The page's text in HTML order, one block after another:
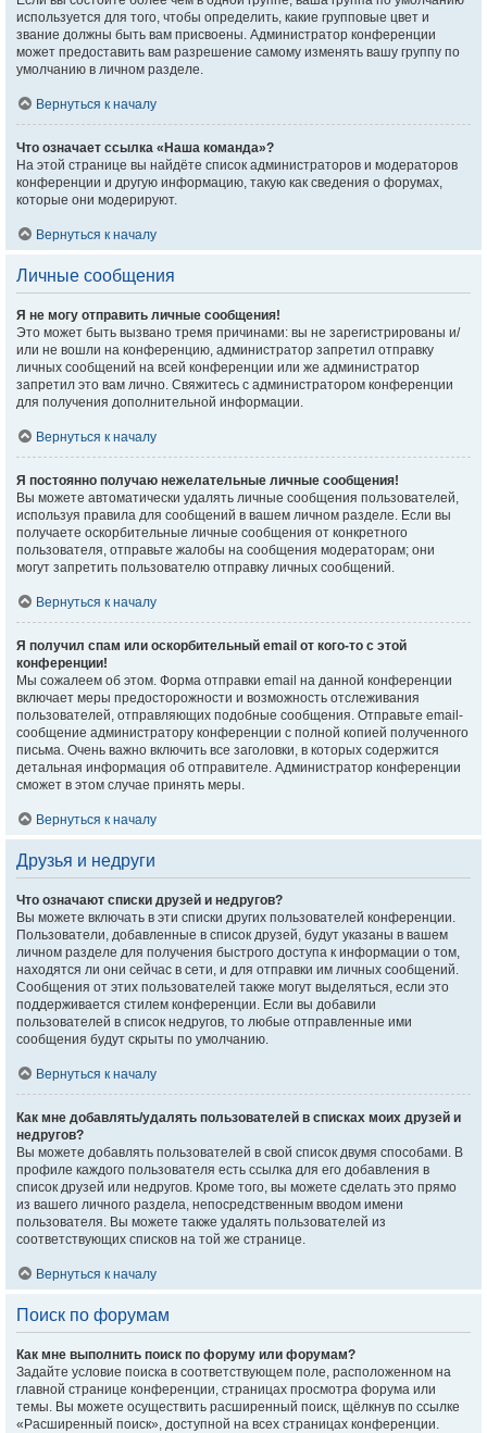
используется для того, чтобы определить, какие групповые цвет и
звание должны быть вам присвоены. Администратор конференции
может предоставить вам разрешение самому изменять вашу группу по
умолчанию в личном разделе.
Вернуться к началу
Что означает ссылка «Наша команда»?
На этой странице вы найдёте список администраторов и модераторов
конференции и другую информацию, такую как сведения о форумах,
которые они модерируют.
Вернуться к началу
Личные сообщения
Я не могу отправить личные сообщения!
Это может быть вызвано тремя причинами: вы не зарегистрированы и/
или не вошли на конференцию, администратор запретил отправку
личных сообщений на всей конференции или же администратор
запретил это вам лично. Свяжитесь с администратором конференции
для получения дополнительной информации.
Вернуться к началу
Я постоянно получаю нежелательные личные сообщения!
Вы можете автоматически удалять личные сообщения пользователей,
используя правила для сообщений в вашем личном разделе. Если вы
получаете оскорбительные личные сообщения от конкретного
пользователя, отправьте жалобы на сообщения модераторам; они
могут запретить пользователю отправку личных сообщений.
Вернуться к началу
Я получил спам или оскорбительный email от кого-то с этой
конференции!
Мы сожалеем об этом. Форма отправки email на данной конференции
включает меры предосторожности и возможность отслеживания
пользователей, отправляющих подобные сообщения. Отправьте email-
сообщение администратору конференции с полной копией полученного
письма. Очень важно включить все заголовки, в которых содержится
детальная информация об отправителе. Администратор конференции
сможет в этом случае принять меры.
Вернуться к началу
Друзья и недруги
Что означают списки друзей и недругов?
Вы можете включать в эти списки других пользователей конференции.
Пользователи, добавленные в список друзей, будут указаны в вашем
личном разделе для получения быстрого доступа к информации о том,
находятся ли они сейчас в сети, и для отправки им личных сообщений.
Сообщения от этих пользователей также могут выделяться, если это
поддерживается стилем конференции. Если вы добавили
пользователей в список недругов, то любые отправленные ими
сообщения будут скрыты по умолчанию.
Вернуться к началу
Как мне добавлять/удалять пользователей в списках моих друзей и
недругов?
Вы можете добавлять пользователей в свой список двумя способами. В
профиле каждого пользователя есть ссылка для его добавления в
список друзей или недругов. Кроме того, вы можете сделать это прямо
из вашего личного раздела, непосредственным вводом имени
пользователя. Вы можете также удалять пользователей из
соответствующих списков на той же странице.
Вернуться к началу
Поиск по форумам
Как мне выполнить поиск по форуму или форумам?
Задайте условие поиска в соответствующем поле, расположенном на
главной странице конференции, страницах просмотра форума или
темы. Вы можете осуществить расширенный поиск, щёлкнув по ссылке
«Расширенный поиск», доступной на всех страницах конференции.